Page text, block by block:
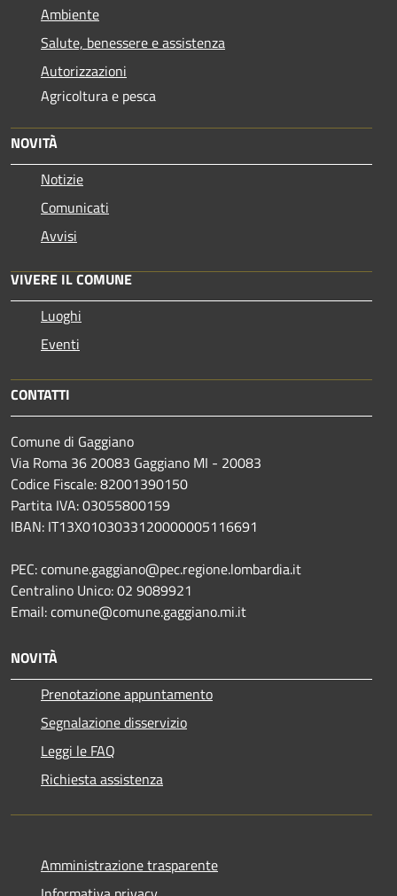
Ambiente
Salute, benessere e assistenza
Autorizzazioni
Agricoltura e pesca
NOVITÀ
Notizie
Comunicati
Avvisi
VIVERE IL COMUNE
Luoghi
Eventi
CONTATTI
Comune di Gaggiano
Via Roma 36 20083 Gaggiano MI - 20083
Codice Fiscale: 82001390150
Partita IVA: 03055800159
IBAN: IT13X0103033120000005116691
PEC: comune.gaggiano@pec.regione.lombardia.it
Centralino Unico: 02 9089921
Email: comune@comune.gaggiano.mi.it
NOVITÀ
Prenotazione appuntamento
Segnalazione disservizio
Leggi le FAQ
Richiesta assistenza
Amministrazione trasparente